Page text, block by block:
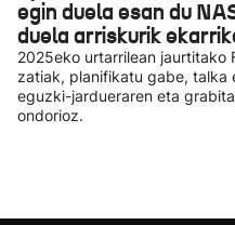
egin duela esan du
duela arriskurik
2025eko urtarrilean jaurtitako
zatiak, planifikatu gabe, talka
eguzki-jardueraren eta
ondorioz.